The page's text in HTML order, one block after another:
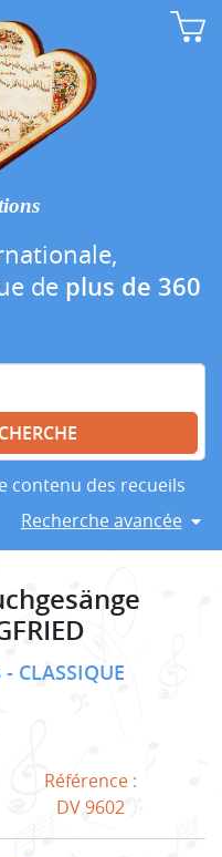
de plus de 360
contenu des recueils
Recherche avancée
CLASSIQUE
Référence :
DV 9602